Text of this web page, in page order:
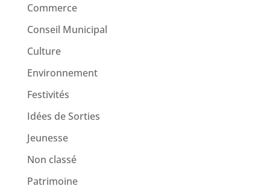
Commerce
Conseil Municipal
Culture
Environnement
Festivités
Idées de Sorties
Jeunesse
Non classé
Patrimoine